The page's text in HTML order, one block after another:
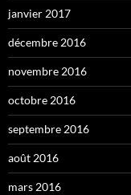
janvier 2017
décembre 2016
novembre 2016
octobre 2016
septembre 2016
août 2016
mars 2016